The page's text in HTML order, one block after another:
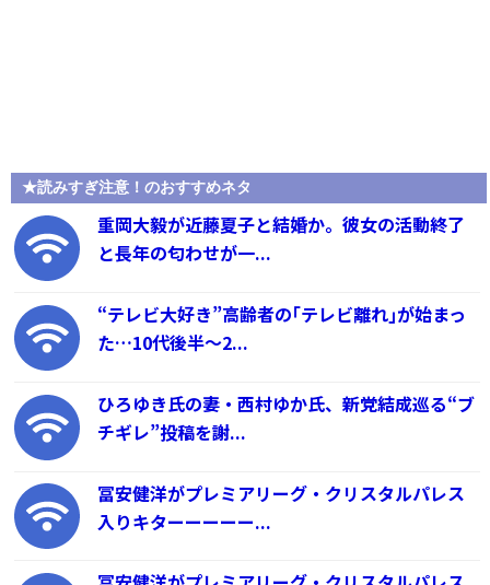
★読みすぎ注意！のおすすめネタ
重岡大毅が近藤夏子と結婚か。彼女の活動終了
と長年の匂わせが一...
“テレビ大好き”高齢者の｢テレビ離れ｣が始まっ
た…10代後半～2...
ひろゆき氏の妻・西村ゆか氏、新党結成巡る“ブ
チギレ”投稿を謝...
冨安健洋がプレミアリーグ・クリスタルパレス
入りキターーーーー...